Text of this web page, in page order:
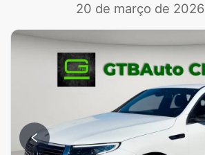
20 de março de 2026